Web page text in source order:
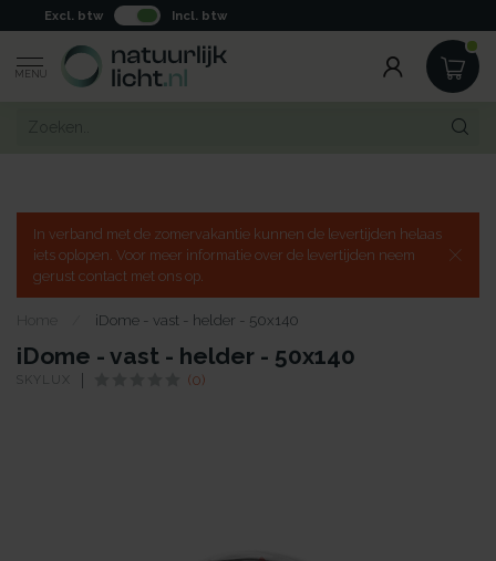
Excl. btw Incl. btw
MENU
In verband met de zomervakantie kunnen de levertijden helaas
iets oplopen. Voor meer informatie over de levertijden neem
gerust contact met ons op.
Home iDome - vast - helder - 50x140
iDome - vast - helder - 50x140
SKYLUX (0)